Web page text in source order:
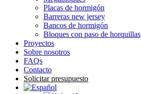
Placas de hormigón
Barreras new jersey
Bancos de hormigón
Bloques con paso de horquillas
Proyectos
Sobre nosotros
FAQs
Contacto
Solicitar presupuesto